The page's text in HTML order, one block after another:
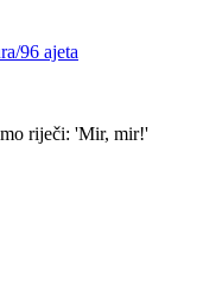
/96 ajeta
riječi: 'Mir, mir!'